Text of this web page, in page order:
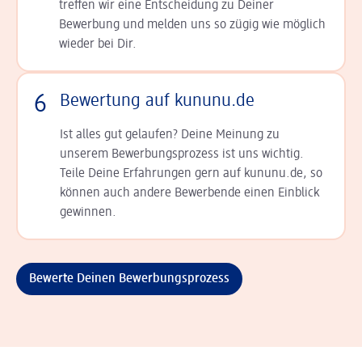
tref­fen wir eine Entscheidung zu Deiner
Bewerbung und melden uns so zügig wie möglich
wieder bei Dir.
6 Bewertung auf kununu.de
Ist alles gut gelaufen? Deine Meinung zu
unserem Bewerbungsprozess ist uns wichtig.
Teile Deine Erfahrungen gern auf kununu.de, so
können auch andere Bewerbende einen Einblick
gewinnen.
Bewerte Deinen Bewerbungsprozess